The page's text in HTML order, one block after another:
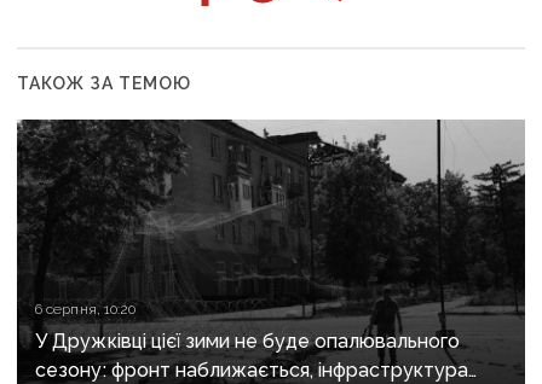
ТАКОЖ ЗА ТЕМОЮ
6 серпня, 10:20
У Дружківці цієї зими не буде опалювального
сезону: фронт наближається, інфраструктура